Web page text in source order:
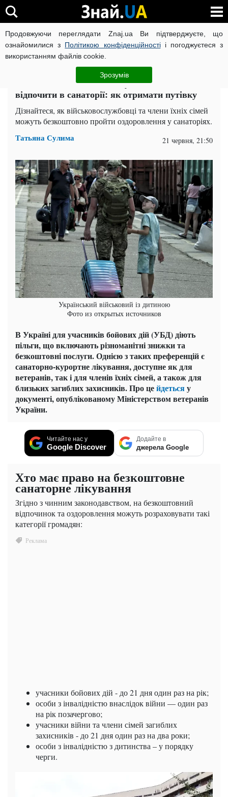
Продовжуючи переглядати Znaj.ua Ви підтверджуєте, що
ознайомилися з Політикою конфіденційностіі погоджуєтеся з
використанням файлів cookie.
Зрозумів
ВІЙНА РОСІЇ ПРОТИ УКРАЇНИ КОРОНАВІРУС В УКРАЇНІ
Суспільство ЧИТАТЬ НА РУССКОМ
Військові та їхні сім'ї можуть безкоштовно
відпочити в санаторії: як отримати путівку
Дізнайтеся, як військовослужбовці та члени їхніх сімей
можуть безкоштовно пройти оздоровлення у санаторіях.
Татьяна Сулима 21 червня, 21:50
Український військовий із дитиною
Фото из открытых источников
В Україні для учасників бойових дій (УБД) діють
пільги, що включають різноманітні знижки та
безкоштовні послуги. Однією з таких преференцій є
санаторно-курортне лікування, доступне як для
ветеранів, так і для членів їхніх сімей, а також для
близьких загиблих захисників. Про цейдетьсяу
документі, опублікованому Міністерством ветеранів
України.
Читайте нас у
Google Discover
Додайте в
джерела Google
Хто має право на безкоштовне
санаторне лікування
Згідно з чинним законодавством, на безкоштовний
відпочинок та оздоровлення можуть розраховувати такі
категорії громадян:
учасники бойових дій - до 21 дня один раз на рік;
особи з інвалідністю внаслідок війни — один раз
на рік позачергово;
учасники війни та члени сімей загиблих
захисників - до 21 дня один раз на два роки;
особи з інвалідністю з дитинства – у порядку
черги.